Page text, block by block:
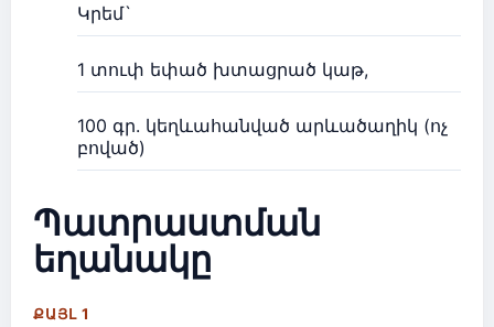
Կրեմ`
1 տուփ եփած խտացրած կաթ,
100 գր. կեղևահանված արևածաղիկ (ոչ
բոված)
Պատրաստման
եղանակը
ՔԱՅԼ 1